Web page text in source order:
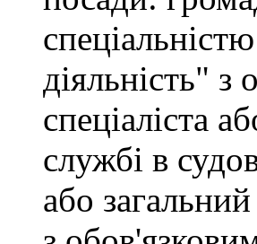
діяльність" з
спеціаліста
службі в
або